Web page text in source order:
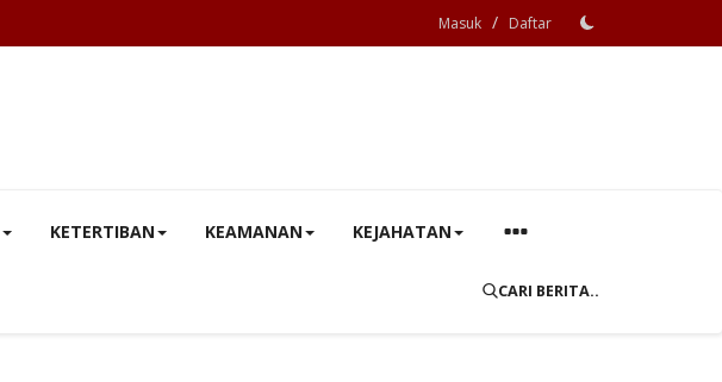
Masuk / Daftar
KETERTIBAN KEAMANAN KEJAHATAN
CARI BERITA..